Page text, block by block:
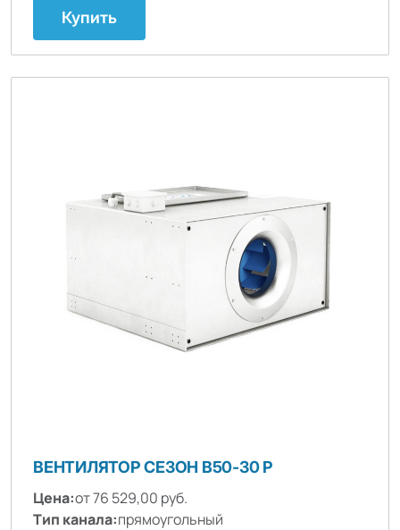
Купить
ВЕНТИЛЯТОР СЕЗОН B50-30 P
Цена:от 76 529,00 руб.
Тип канала:прямоугольный